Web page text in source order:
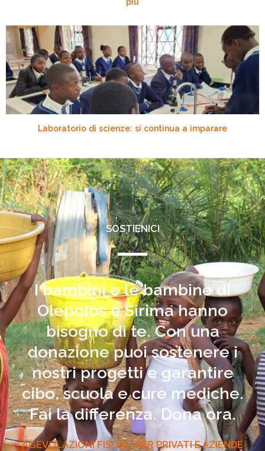
più
Laboratorio di scienze: si continua a imparare
SOSTIENICI
I bambini e le bambine di
Olepolos e Sirima hanno
bisogno di te. Con una
donazione puoi sostenere i
nostri progetti e garantire
cibo, scuola e cure mediche.
Fai la differenza. Dona ora.
AGEVOLAZIONI FISCALI PER PRIVATI E AZIENDE